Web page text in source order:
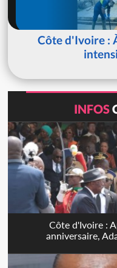
Côte d'Ivoire :
INFOS
Côte d'Ivoire :
anniversaire,